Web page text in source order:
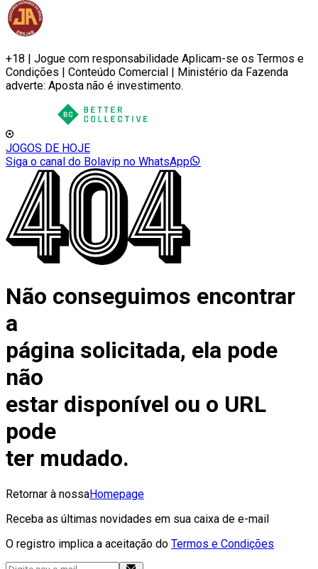
+18 | Jogue com responsabilidade Aplicam-se os Termos e
Condições | Conteúdo Comercial | Ministério da Fazenda
adverte: Aposta não é investimento.
JOGOS DE HOJE
Siga o canal do Bolavip no WhatsApp
Não conseguimos encontrar
a
página solicitada, ela pode
não
estar disponível ou o URL
pode
ter mudado.
Retornar à nossaHomepage
Receba as últimas novidades em sua caixa de e-mail
O registro implica a aceitação do Termos e Condições